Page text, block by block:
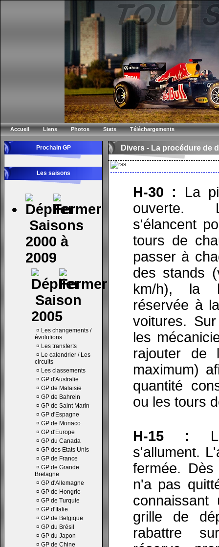
Accueil Liens Photos Stats Téléchargements
Prochain GP
Les saisons
Saisons
2000 à
2009
Saison
2005
¤ Les changements /
évolutions
¤ Les transferts
¤ Le calendrier / Les
circuits
¤ Les classements
¤ GP d'Australie
¤ GP de Malaisie
¤ GP de Bahrein
¤ GP de Saint Marin
¤ GP d'Espagne
¤ GP de Monaco
¤ GP d'Europe
¤ GP du Canada
¤ GP des Etats Unis
¤ GP de France
¤ GP de Grande
Bretagne
¤ GP d'Allemagne
¤ GP de Hongrie
¤ GP de Turquie
¤ GP d'Italie
¤ GP de Belgique
¤ GP du Brésil
¤ GP du Japon
¤ GP de Chine
Divers - La procédure de
H-30 :
La
ouverte.
s'élancent
tours de
passer à
des stands
km/h), la
réservée à
voitures.
les
rajouter de
maximum)
quantité
ou les tours
H-15 :
s'allument.
fermée.
n'a pas
grille de
rabattre